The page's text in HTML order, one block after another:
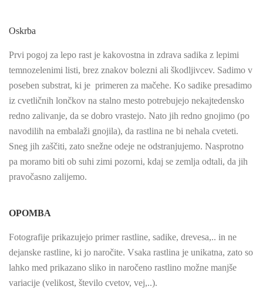
Oskrba
Prvi pogoj za lepo rast je kakovostna in zdrava sadika z lepimi
temnozelenimi listi, brez znakov bolezni ali škodljivcev. Sadimo v
poseben substrat, ki je primeren za mačehe. Ko sadike presadimo
iz cvetličnih lončkov na stalno mesto potrebujejo nekajtedensko
redno zalivanje, da se dobro vrastejo. Nato jih redno gnojimo (po
navodilih na embalaži gnojila), da rastlina ne bi nehala cveteti.
Sneg jih zaščiti, zato snežne odeje ne odstranjujemo. Nasprotno
pa moramo biti ob suhi zimi pozorni, kdaj se zemlja odtali, da jih
pravočasno zalijemo.
OPOMBA
Fotografije prikazujejo primer rastline, sadike, drevesa,.. in ne
dejanske rastline, ki jo naročite. Vsaka rastlina je unikatna, zato so
lahko med prikazano sliko in naročeno rastlino možne manjše
variacije (velikost, število cvetov, vej,..).